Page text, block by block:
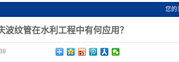
您的
波纹管在水利工程中有何应用？